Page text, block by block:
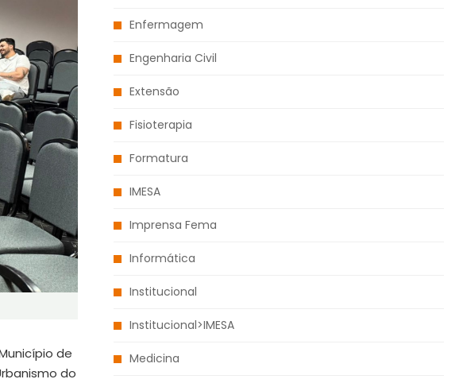
de
do
Enfermagem
Engenharia Civil
Extensão
Fisioterapia
Formatura
IMESA
Imprensa Fema
Informática
Institucional
Institucional>IMESA
Medicina